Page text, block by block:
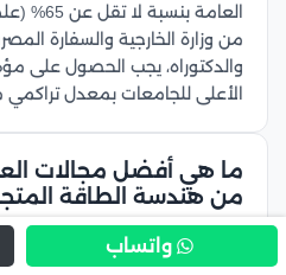
العامة
من وزارة الخارجية والسفارة
والدكتوراه، يجب الحصول
الأعلى للجامعات بمعدل
ما هي أفضل مجالات
من هندسة الطاقة
يمكن لخريج هندسة الطاقة
واتساب